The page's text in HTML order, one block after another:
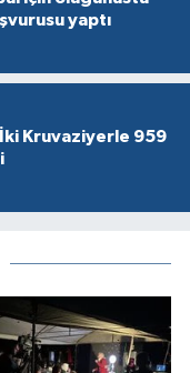
yaptı
İki Kruvaziyerle 959